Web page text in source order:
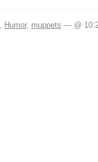
Humor, muppets — @